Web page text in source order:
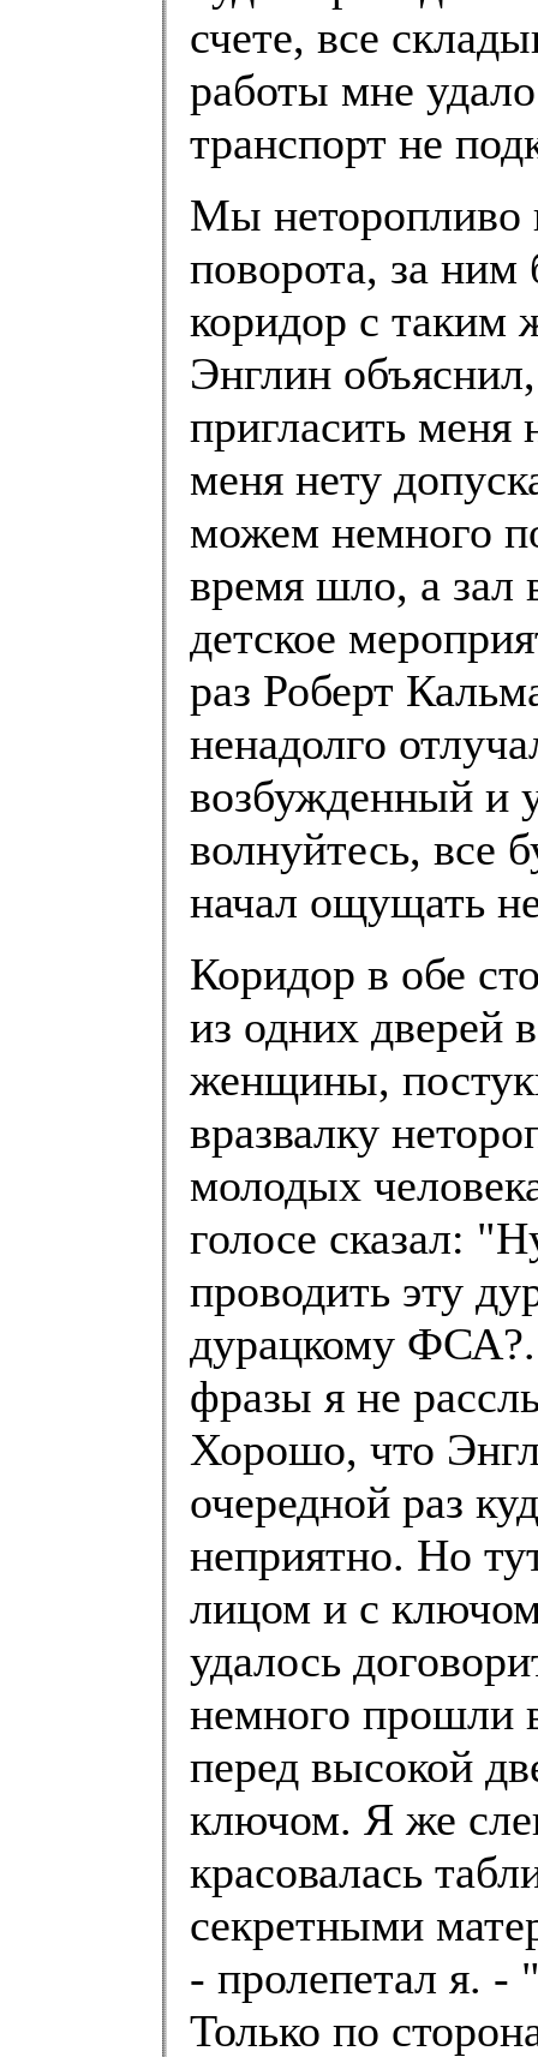
счете, все
работы мне
транспорт не
Мы неторопливо
поворота, за
коридор с таким
Энглин
пригласить меня
меня нету
можем немного
время шло, а зал
детское
раз Роберт
ненадолго
возбужденный и
волнуйтесь, все
начал ощущать
Коридор в обе
из одних дверей
женщины,
вразвалку
молодых
голосе сказал:
проводить эту
дурацкому
фразы я не
Хорошо, что
очередной раз
неприятно. Но
лицом и с
удалось
немного прошли
перед высокой
ключом. Я же
красовалась
секретными
- пролепетал я. -
Только по